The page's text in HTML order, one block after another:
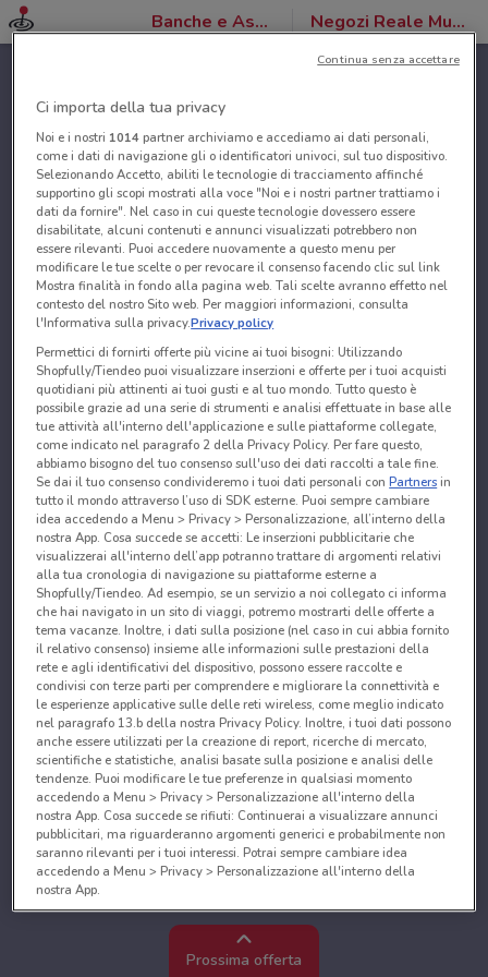
Banche e Assicurazioni Negozi Reale Mutua
Prossima offerta
Ci importa della tua privacy
Noi e i nostri 1014partner archiviamo e accediamo ai dati personali,
come i dati di navigazione gli o identificatori univoci, sul tuo dispositivo.
Selezionando Accetto, abiliti le tecnologie di tracciamento affinché
supportino gli scopi mostrati alla voce "Noi e i nostri partner trattiamo i
dati da fornire". Nel caso in cui queste tecnologie dovessero essere
disabilitate, alcuni contenuti e annunci visualizzati potrebbero non
essere rilevanti. Puoi accedere nuovamente a questo menu per
modificare le tue scelte o per revocare il consenso facendo clic sul link
Mostra finalità in fondo alla pagina web. Tali scelte avranno effetto nel
contesto del nostro Sito web. Per maggiori informazioni, consulta
l'Informativa sulla privacy.Privacy policy
Permettici di fornirti offerte più vicine ai tuoi bisogni: Utilizzando
Shopfully/Tiendeo puoi visualizzare inserzioni e offerte per i tuoi acquisti
quotidiani più attinenti ai tuoi gusti e al tuo mondo. Tutto questo è
possibile grazie ad una serie di strumenti e analisi effettuate in base alle
tue attività all'interno dell'applicazione e sulle piattaforme collegate,
come indicato nel paragrafo 2 della Privacy Policy. Per fare questo,
abbiamo bisogno del tuo consenso sull'uso dei dati raccolti a tale fine.
Se dai il tuo consenso condivideremo i tuoi dati personali conPartnersin
tutto il mondo attraverso l’uso di SDK esterne. Puoi sempre cambiare
idea accedendo a Menu > Privacy > Personalizzazione, all’interno della
nostra App. Cosa succede se accetti: Le inserzioni pubblicitarie che
visualizzerai all'interno dell’app potranno trattare di argomenti relativi
alla tua cronologia di navigazione su piattaforme esterne a
Shopfully/Tiendeo. Ad esempio, se un servizio a noi collegato ci informa
che hai navigato in un sito di viaggi, potremo mostrarti delle offerte a
tema vacanze. Inoltre, i dati sulla posizione (nel caso in cui abbia fornito
il relativo consenso) insieme alle informazioni sulle prestazioni della
rete e agli identificativi del dispositivo, possono essere raccolte e
condivisi con terze parti per comprendere e migliorare la connettività e
le esperienze applicative sulle delle reti wireless, come meglio indicato
nel paragrafo 13.b della nostra Privacy Policy. Inoltre, i tuoi dati possono
anche essere utilizzati per la creazione di report, ricerche di mercato,
scientifiche e statistiche, analisi basate sulla posizione e analisi delle
tendenze. Puoi modificare le tue preferenze in qualsiasi momento
accedendo a Menu > Privacy > Personalizzazione all'interno della
nostra App. Cosa succede se rifiuti: Continuerai a visualizzare annunci
pubblicitari, ma riguarderanno argomenti generici e probabilmente non
saranno rilevanti per i tuoi interessi. Potrai sempre cambiare idea
accedendo a Menu > Privacy > Personalizzazione all'interno della
nostra App.
Noi e i nostri partner trattiamo i dati per fornire:
Utilizzare dati di geolocalizzazione precisi. Scansione attiva delle
caratteristiche del dispositivo ai fini dell’identificazione. Archiviare
Continua senza accettare